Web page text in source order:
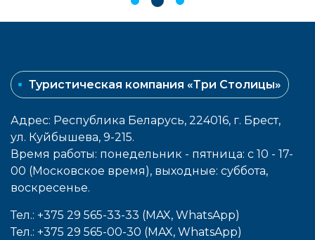
Туристическая компания «Три Столицы»
Адрес: Республика Беларусь, 224016, г. Брест,
ул. Куйбышева, 9-215.
Время работы: понедельник - пятница: с 10 - 17-
00 (Московское время), выходные: cуббота,
воcкресенье.
Тел.: +375 29 565-33-33 (MAX, WhatsApp)
Тел.: +375 29 565-00-30 (MAX, WhatsApp)